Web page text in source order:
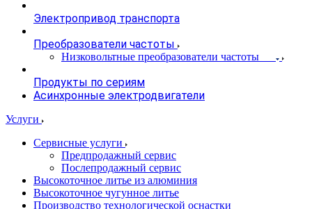
Электропривод транспорта
Преобразователи частоты
Низковольтные преобразователи частоты
Продукты по сериям
Асинхронные электродвигатели
Услуги
Сервисные услуги
Предпродажный сервис
Послепродажный сервис
Высокоточное литье из алюминия
Высокоточное чугунное литье
Производство технологической оснастки